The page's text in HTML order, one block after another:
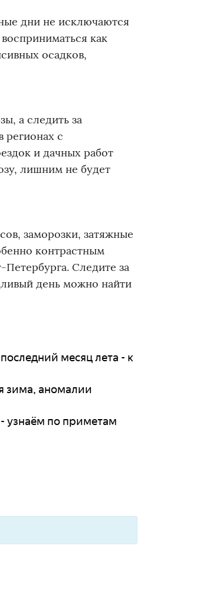
дни не исключаются
как
осадков,
а следить за
с
и дачных работ
лишним не будет
заморозки, затяжные
контрастным
Следите за
день можно найти
месяц лета - к
зима, аномалии
- узнаём по приметам